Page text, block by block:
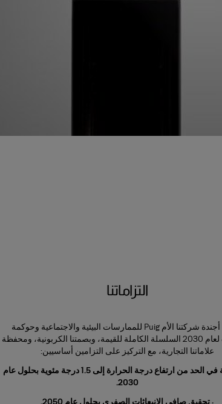
التزاماتنا
تغطي أجندة شركتنا الأم Puig للممارسات البيئية والاجتماعية وحوكمة
الشركات لعام 2030 السلسلة الكاملة للقيمة، وبصمتنا الكربونية، ومحفظة
علاماتنا التجارية، مع التركيز على التزامين أساسيين:
· مساهمة في الحد من ارتفاع درجة الحرارة إلى 1.5 درجة مئوية بحلول عام
2030.
· تحقيق صافي الانبعاثات الصفري بحلول عام 2050.